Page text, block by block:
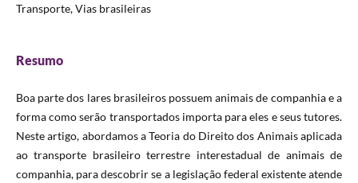
Transporte, Vias brasileiras
Resumo
Boa parte dos lares brasileiros possuem animais de companhia e a
forma como serão transportados importa para eles e seus tutores.
Neste artigo, abordamos a Teoria do Direito dos Animais aplicada
ao transporte brasileiro terrestre interestadual de animais de
companhia, para descobrir se a legislação federal existente atende